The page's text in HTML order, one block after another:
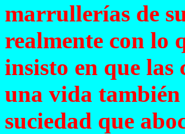
marrullerías de
realmente con lo
insisto en que
una vida
suciedad que